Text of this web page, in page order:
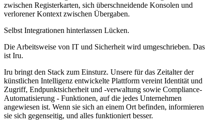
zwischen Registerkarten, sich überschneidende Konsolen und
verlorener Kontext zwischen Übergaben.
Selbst Integrationen hinterlassen Lücken.
Die Arbeitsweise von IT und Sicherheit wird umgeschrieben. Das
ist Iru.
Iru bringt den Stack zum Einsturz. Unsere für das Zeitalter der
künstlichen Intelligenz entwickelte Plattform vereint Identität und
Zugriff, Endpunktsicherheit und -verwaltung sowie Compliance-
Automatisierung - Funktionen, auf die jedes Unternehmen
angewiesen ist. Wenn sie sich an einem Ort befinden, informieren
sie sich gegenseitig, und alles funktioniert besser.